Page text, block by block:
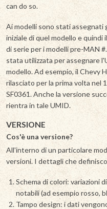
can do so.
Ai modelli sono stati assegnati
iniziale di quel modello e quindi
di serie per i modelli pre-MAN
stata utilizzata per assegnare
modello. Ad esempio, il Chevy
rilasciato per la prima volta nel
SF0361. Anche la versione
rientra in tale UMID.
VERSIONE
Cos'è una versione?
All'interno di un particolare
versioni. I dettagli che
Schema di colori: variazioni
notabili (ad esempio rosso,
Tampo design: i dati